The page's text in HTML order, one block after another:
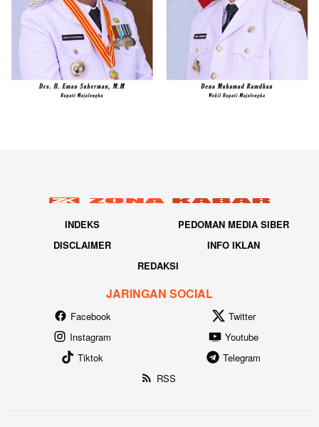
INDEKS
PEDOMAN MEDIA SIBER
DISCLAIMER
INFO IKLAN
REDAKSI
JARINGAN SOCIAL
Facebook
Twitter
Instagram
Youtube
Tiktok
Telegram
RSS